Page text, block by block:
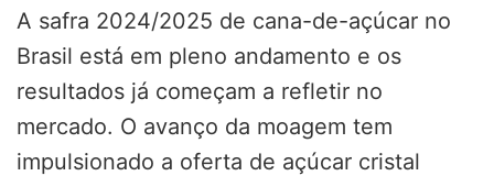
A safra 2024/2025 de cana-de-açúcar no
Brasil está em pleno andamento e os
resultados já começam a refletir no
mercado. O avanço da moagem tem
impulsionado a oferta de açúcar cristal